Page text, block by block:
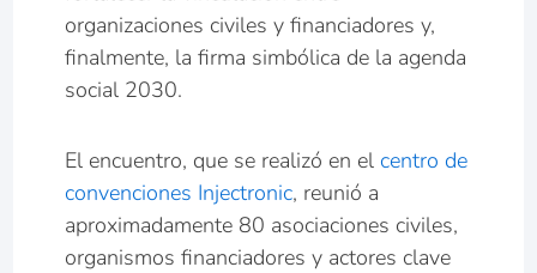
organizaciones civiles y financiadores y,
finalmente, la firma simbólica de la agenda
social 2030.
El encuentro, que se realizó en el centro de
convenciones Injectronic, reunió a
aproximadamente 80 asociaciones civiles,
organismos financiadores y actores clave